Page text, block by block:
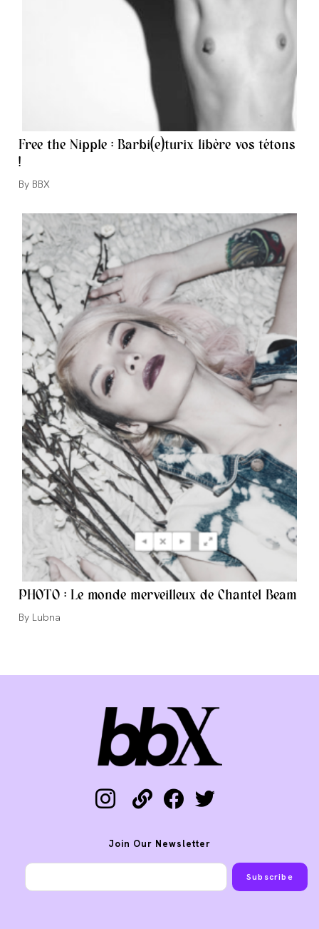
Free the Nipple : Barbi(e)turix libère vos tétons
!
Auteur/autrice
la
publication :
BBX
PHOTO : Le monde merveilleux de Chantel Beam
Auteur/autrice
Lubna
instagram
link facebooktwitter
Join Our Newsletter